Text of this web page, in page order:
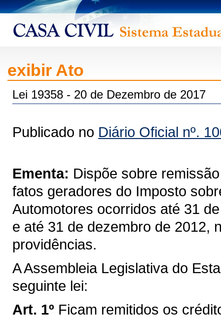
exibir Ato
Lei 19358 - 20 de Dezembro de 2017
Publicado no Diário Oficial nº.
Ementa: Dispõe sobre
fatos geradores do Imposto
Automotores ocorridos até 31
e até 31 de dezembro de 2012,
providências.
A Assembleia Legislativa do
seguinte lei:
Art. 1º Ficam remitidos os